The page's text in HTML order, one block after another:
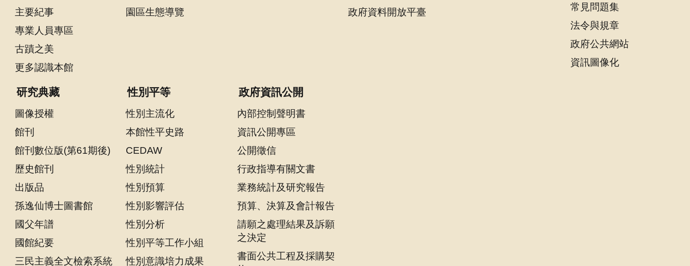
作
權
聲
明
語
彙
對
照
表
網
站
資
料
放
宣
主要紀事
專業人員專區
古蹟之美
更多認識本館
園區生態導覽
政府資料開放平臺
常見問題集
法令與規章
政府公共網站
資訊圖像化
研究典藏
圖像授權
館刊
館刊數位版(第61期後)
歷史館刊
出版品
孫逸仙博士圖書館
國父年譜
國館紀要
三民主義全文檢索系統
性別平等
性別主流化
本館性平史路
CEDAW
性別統計
性別預算
性別影響評估
性別分析
性別平等工作小組
性別意識培力成果
政府資訊公開
內部控制聲明書
資訊公開專區
公開徵信
行政指導有關文書
業務統計及研究報告
預算、決算及會計報告
請願之處理結果及訴願
之決定
書面公共工程及採購契